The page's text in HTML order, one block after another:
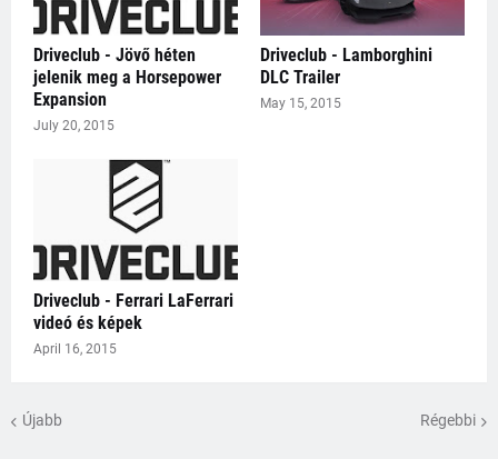
Driveclub - Jövő héten
jelenik meg a Horsepower
Expansion
July 20, 2015
Driveclub - Lamborghini
DLC Trailer
May 15, 2015
Driveclub - Ferrari LaFerrari
videó és képek
April 16, 2015
Újabb Régebbi